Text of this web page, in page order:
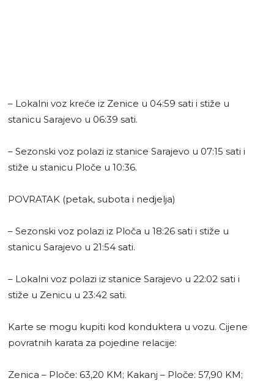
– Lokalni voz kreće iz Zenice u 04:59 sati i stiže u
stanicu Sarajevo u 06:39 sati.
– Sezonski voz polazi iz stanice Sarajevo u 07:15 sati i
stiže u stanicu Ploče u 10:36.
POVRATAK (petak, subota i nedjelja)
– Sezonski voz polazi iz Ploča u 18:26 sati i stiže u
stanicu Sarajevo u 21:54 sati.
– Lokalni voz polazi iz stanice Sarajevo u 22:02 sati i
stiže u Zenicu u 23:42 sati.
Karte se mogu kupiti kod konduktera u vozu. Cijene
povratnih karata za pojedine relacije:
Zenica – Ploče: 63,20 KM; Kakanj – Ploče: 57,90 KM;